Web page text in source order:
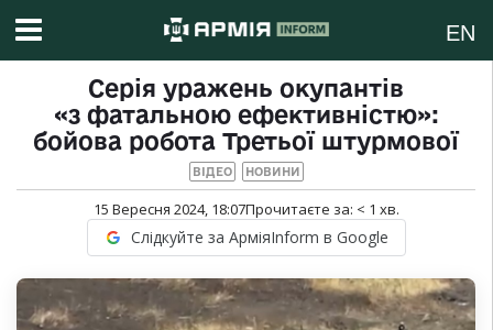
EN
Серія уражень окупантів
«з фатальною ефективністю»:
бойова робота Третьої штурмової
ВІДЕО НОВИНИ
15 Вересня 2024, 18:07Прочитаєте за: < 1 хв.
Слідкуйте за АрміяInform в Google